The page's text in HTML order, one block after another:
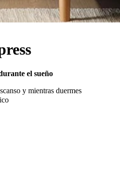
el sueño
y mientras duermes